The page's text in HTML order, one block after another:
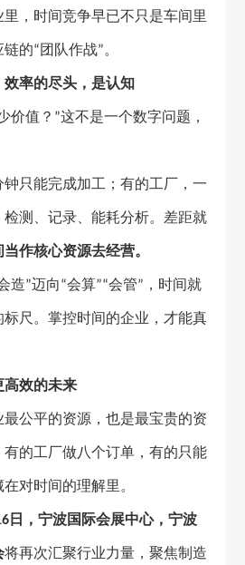
，时间竞争早已不只是车间里
链的“团队作战”。
率的尽头，是认知
价值？ ”这不是一个数字问题，
只能完成加工；有的工厂，一
测、记录、能耗分析。差距就
作核心资源去经营。
造”迈向“会算”“会管” ，时间就
标尺。掌控时间的企业，才能真
高效的未来
最公平的资源，也是最宝贵的资
的工厂做八个订单，有的只能
对时间的理解里。
日，宁波国际会展中心，宁波
将再次汇聚行业力量，聚焦制造